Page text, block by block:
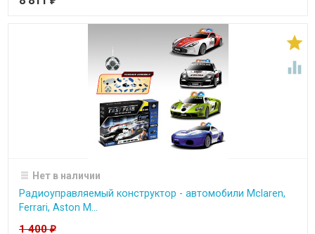


Нет в наличии
Радиоуправляемый конструктор - автомобили Mclaren,
Ferrari, Aston M...
1 400₽